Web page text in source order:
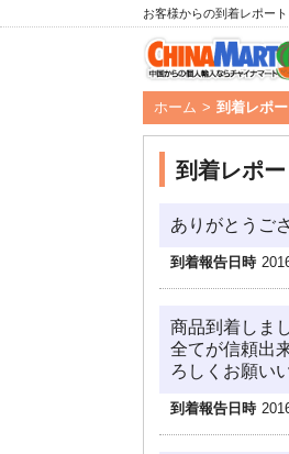
お客様からの到着レポー
ホーム > 到着レポー
到着レポー
ありがとうご
到着報告日時
商品到着しま
全てが信頼出
ろしくお願い
到着報告日時